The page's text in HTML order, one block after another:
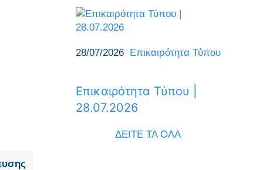
28/07/2026 Επικαιρότητα Τύπου
Επικαιρότητα Τύπου |
28.07.2026
ΔΕΙΤΕ ΤΑ ΟΛΑ